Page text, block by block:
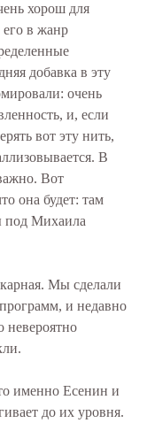
хорош для
его в жанр
добавка в эту
очень
и, если
вот эту нить,
В
Вот
она будет: там
под Михаила
Мы сделали
и недавно
невероятно
именно Есенин и
до их уровня.